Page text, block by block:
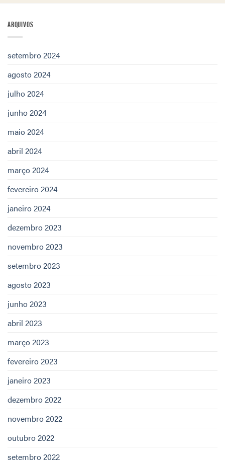
ARQUIVOS
setembro 2024
agosto 2024
julho 2024
junho 2024
maio 2024
abril 2024
março 2024
fevereiro 2024
janeiro 2024
dezembro 2023
novembro 2023
setembro 2023
agosto 2023
junho 2023
abril 2023
março 2023
fevereiro 2023
janeiro 2023
dezembro 2022
novembro 2022
outubro 2022
setembro 2022